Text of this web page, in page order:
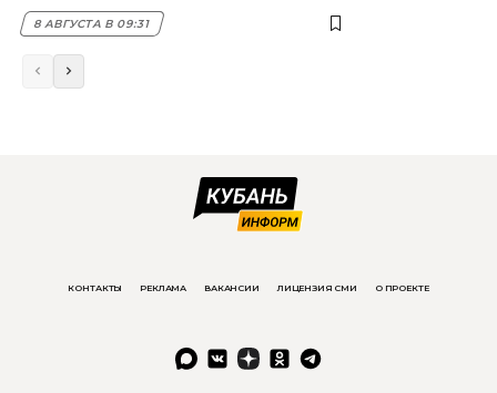
8 АВГУСТА В 09:31
КОНТАКТЫ РЕКЛАМА ВАКАНСИИ ЛИЦЕНЗИЯ СМИ О ПРОЕКТЕ